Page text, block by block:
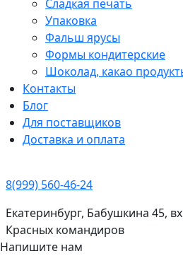
Сладкая печать
Упаковка
Фальш ярусы
Формы кондитерские
Шоколад, какао
Контакты
Блог
Для поставщиков
Доставка и оплата
8(999) 560-46-24
Екатеринбург, Бабушкина 45,
Красных командиров
Напишите нам